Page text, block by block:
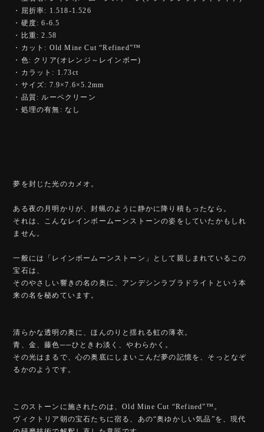
・屈折率: 1.518-1.526
・硬度: 6-6.5
・比重: 2.58
・カット: Old Mine Cut “Refined”™️
・色: クリア(オレンジ～レインボー)
・カラット: 1.73ct
・サイズ: 7.9×7.6×5.2mm
・品質: ルーペクリーン
・処理の有無: なし
夢を封じた光のカメオ。
ある夜の月明かりが、封蝋のように静かに降り積もったなら。
それは、こんなレインボームーンストーンの姿をしていたかもしれ
ません。
一般には「レインボームーンストーン」として親しまれているこの
宝石は、
そのやさしい響きの名の奥に、アンデシンラブラドライトという本
来の名を秘めています。
清らかな透明の奥に、ほんのりと揺れる虹の薄衣。
青、金、藤色──ひときわ淡く、やわらかく。
その光はまるで、心の奥底にしまいこんだ夢の記憶を、そっとなぞ
るかのようです。
このストーンに施されたのは、Old Mine Cut “Refined”™️。
ヴィクトリア朝の宝石たちに宿る、あの“奥ゆかしい気品”を、現代